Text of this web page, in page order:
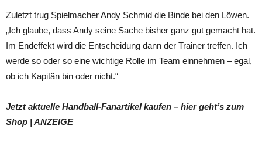
Zuletzt trug Spielmacher Andy Schmid die Binde bei den Löwen.
„Ich glaube, dass Andy seine Sache bisher ganz gut gemacht hat.
Im Endeffekt wird die Entscheidung dann der Trainer treffen. Ich
werde so oder so eine wichtige Rolle im Team einnehmen – egal,
ob ich Kapitän bin oder nicht.“
Jetzt aktuelle Handball-Fanartikel kaufen – hier geht’s zum
Shop | ANZEIGE